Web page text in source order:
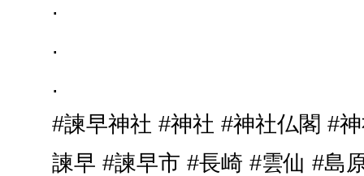
.
.
.
#諫早神社 #神社 #神社仏閣 #
諫早 #諫早市 #長崎 #雲仙 #島